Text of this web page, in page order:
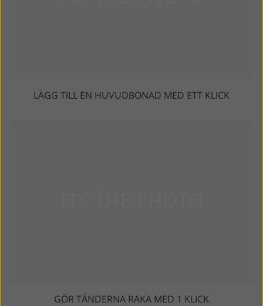
LÄGG TILL EN HUVUDBONAD MED ETT KLICK
GÖR TÄNDERNA RAKA MED 1 KLICK